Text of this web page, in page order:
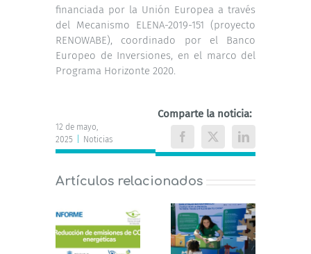
financiada por la Unión Europea a través
del Mecanismo ELENA-2019-151 (proyecto
RENOWABE), coordinado por el Banco
Europeo de Inversiones, en el marco del
Programa Horizonte 2020.
12 de mayo,
2025
Noticias
Comparte la noticia:
Facebook
X LinkedIn
Artículos relacionados